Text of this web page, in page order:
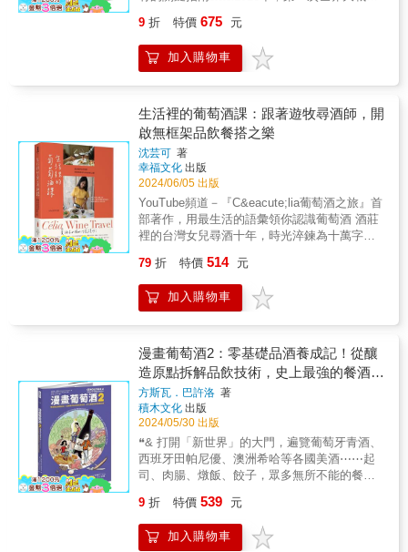
要角色。烘豆師依序說明從磨粉、水質設定到
沖煮過程，會影響咖啡香氣及味道的所有因
素；兩位大師也一併探討溫度對於烘豆、威士
忌品飲之影響。★Topic8飲品與品飲的巫術喝
感受的抽象因素特別有意思，像是影響烘焙味
道的自然動力日曆，以及影響品飲味道的環境
氣壓&hellip;等；兩位大師也交換對於「時間的
想法」，究竟時間之味對於威士忌和咖啡來
說，分別代表什麼樣的意義呢？★Topic9 咖啡
結合威士忌調飲設計．初公開！首次公開烘豆
冠軍的特調Recipe，將咖啡香和酒香做創意搭
配，精心設計10杯超乎你想像的香氣加乘爆
擊！有冰飲、熱飲、「可以吃」的咖啡&hellip;
等，甚至能出現法國特級園的葡萄酒風味？顛
程照讓讀者「視飲」體驗，讓你對於咖啡威士
忌的印象徹底進化！烘豆師將不藏私分享他的
創作想法，透過執杯大師的品飲筆記，引你瞬
間進入香氣繚繞的生動場景。★Topic10威士忌
與咖啡餐搭美學執杯大師林一峰曾說過「生活
在威士忌」，飲品終究要走入我們的生活、上
餐桌與料理共譜美好樂章，他與烘豆冠軍陳志
煌都在各自領域長期推廣餐搭，尤其「咖啡餐
搭」更是有著無限可能的新穎概念，兩位作者
將分享威士忌餐搭的實用技巧、咖啡餐搭的選
豆及處理手法。跟著本書，為你推開認識威士
忌及咖啡風味的大門，即便是新手小白，也能
同，由不同角度切入核心探討，進而換位思考
飲品的精妙世界，跟著大師們成為品味二刀
流！
酒過去的發展，現在的狀況，或是未來的前景
感興趣的朋友，這本書都是你不能錯過的必讀
釀啤酒產業的興起至關重要。這本書涵蓋啤酒
原料、風味影響、品飲技巧，藉由清晰易懂的
文筆，讓每一位啤酒愛好者都能有收穫。甚至
正面反面，都值得我們掩卷深省。──宋培弘 啤
酒沒有秘密！是的，啤酒沒有秘密。除非，你
跟我一樣，讀了這本書，就會驚喜地發現，原
來啤酒的秘密這麼多！這本書的作者，走訪世
界各地擔任啤酒評審、採訪了不下數百位釀酒
師⋯⋯就跟著他一起探索啤酒的秘密吧！──王
鵬 &
MW&&&「NOMA是丹麥最早開始推崇自然葡
萄酒的餐廳之一&hellip;&hellip;就是有那麼一些
傑出的生產者，讓你一旦開始喝了這些酒，便
很難走回頭路。」──Noma餐廳主廚／
與風土、環境間的實用寶典。」──深杯子創辦
人／王依亭&&&「自然派葡萄酒的革新運動，
是我們這一代葡萄酒迷所面對的最關鍵轉變，
從2014年出版以來，Isabelle Legeron MW這本
《自然酒》就一直是探討相關主題最真切的著
作。Isabelle跟她所創立、全球規模最大的的自
然酒展RAW十多年來扮演自然派價值最關鍵的
推廣與守護者。這樣的經歷讓Isabelle擁有最新
和最豐富的自然酒經驗，將十年之後的更新版
改造成為一本更加成熟和完善的自然酒書籍，
──Buvons Nature喝自然葡萄酒展策展人／林
裕森&&&「從古典的布根地愛好者成為自然酒
鐵粉，我所認識的純淨味道、生機蓬鬆的葡萄
與質疑、堅持又純情的自然酒農，讓我回不去
了。展閱此書，你也踏上了滿溢著啟發與初心
的旅程。Bon voyage！」──是酒C&#39;est Le
Vin、Buvons Nature喝自然葡萄酒展創辦人／
葉姿辰Rebecca&&&「身為「友善土地」的信
仰者，過去這幾年，專注於推廣自然酒的美
味，並實際走訪自然酒莊與酒展，渴望找到一
本理性與感性兼具的葡萄酒指南，終於盼到這
蘊，並忠實呈現酒農在釀酒時所面臨的美麗與
哀愁，無論從哪個章節翻起，都令人雀躍不
已。」──法國布根地大學葡萄酒風土條件學碩
塞！可保持完美的密封狀態長達數十年，甚至
不同類型葡萄以特定比例混合，其中有何秘
訣？ ●葡萄會壓榨四次，但第一次的榨汁不是
最好的，盡量不保留。一位追求完美的釀酒總
管會留下第二道跟第三道榨汁，才能釀出絕佳
白酒？ ●熱愛美酒的美國年輕律師羅伯特．帕
克，如何在七○年代末為東岸的葡萄酒愛好者編
寫了第一本品酒雜誌，引起轟動？ ●「葡萄酒
革命」如何最終在歐洲讓有機葡萄酒獲得官方
認證，又是如何在2012年制定了明確的有機栽
種標準？ ●羅馬人如何釀出今日紅酒的祖先
──「深紅葡萄酒」，原來這就是17世紀在波爾
多蔚然成形的紅酒？ ●2000年後，普羅旺斯的
玫瑰紅酒如何如雨後春筍般崛起。法國賣出的
葡萄酒，竟每三瓶就有一瓶是玫瑰紅。這股熱
潮如何蔓延全世界，特別是美國？ ●氣泡葡萄
酒為何躍升21世紀最暢銷的酒種？ ▌葡萄酒的
葡萄酒從地中海起源到21世紀全球化產業發展
的故事。這本漫畫提出的核心主張，是「釀酒
文化（及葡萄種植）總是伴隨著重要文明的出
現而不斷擴張」。這正是許多歷史學家所觀察
到的：在美索不達米亞、古希臘、羅馬帝國、
封建歐洲、穆斯林世界等地，葡萄酒總能擄獲
統治者的心，人民也跟著追捧，甚至連穆罕默
德也對葡萄酒歷史的發展，有著深遠影響。如
今，主導世界文明的美國，是全球葡萄酒的最
大消費市場。 ▌戀人、藝術家、基督教、統治
手段，投機客的嗅覺，列級莊的魔力
&hellip;&hellip;葡萄酒的歷史，見證了數千年不
知名度。因此「SUPER DRY」的大流行，是
老婆，說SUPER DRY不苦所以愛喝。之前晚
上都只有我一個人在喝，現在可以夫妻一起享
受SUPER DRY」 「我自己是喜歡拉格，但老
酒就是為了老公而買的。但因為「SUPER
DRY」的出現，也開始為自己而買。現在，
SUPER DRY開始吸引女性這群新消費者。
&times;長年相爭市占率的勁敵，卻能為了一項
政策讓四大啤酒公司拋下競爭心，轉而齊心協
力對抗政府？！ 2001年秋天財務省再次啟動
「氣泡酒增稅」計畫，讓已經著手生產氣泡酒
的大型啤酒公司的社長們聯合提出了「反對增
「氣泡酒稅制研究會」。回想起當時的狀況，
力，那時候真的很難執行。」 2001年12月14日
下午，這天不分誰是麒麟、朝日、札幌還是三
得利，大家互相祝賀贏得最後的勝利。這是足
以成為啤酒史濃墨重彩的一筆，成功向國家公
權力挑戰的歷史時刻。 帶你一窺日本啤酒公司
商戰競業的祕密！ 各界好評推薦 比才／《家酒
場》《小聚會》作者 李仁毅／臉書社團「日本
行銷最前線」版主 施清元／飲食作家 蔡錫勲／
淡江大學日本政經研究碩士班教授 （按姓氏筆
畫排序） &
上太平洋航線，前往蘇格蘭學習正統威士忌釀
造技術，日本威士忌就此踏出第一步。&2023
年，日本第一座威士忌釀酒廠「山崎蒸餾廠」
今天，日本威士忌在國際賽事屢創佳績，更在
全球酒迷與收藏家間掀起狂潮。&短短一百年
間，它是如何從無到有？如何建立屬於自己的
獨特風味？屬於日本威士忌的獨創風味又是什
麼呢？&本書由兩位日本在地的威士忌專家，深
入一般難以接近的大小蒸餾廠，親訪首席調酒
師、蒸餾廠廠長與酒吧老闆，品評超過50支重
要酒款，帶領讀者認識邁入下一個世代的日本
威士忌。&&&｜酒界行家．齊聲推薦｜（依姓
氏筆劃排序）&「我們這個世代親眼見證日本威
／資深調酒師&「深入了解日本威士忌文化不可
或缺之書。」──邱德夫／蘇格蘭雙耳小酒杯終
身會員、《財訊雙週刊》威士忌專欄作家、
的酒類專家陳匡民老師翻譯，讓我們能夠從日
本人的角度深入這個產業，書中談到許多過去
不為人知的技術資訊，更有趣的是幾段專訪讓
我們得以進入日本的威士忌世界！」──姚和成
／格蘭雙耳小酒杯執持者（Master Keeper）
&「一本翻譯到讓人想直奔酒吧的威士忌酒
書。」──陳匡民／葡萄酒作家&「應是目前所
見，從日本人觀點和角度出發，極其詳盡綿密
的中譯書，威士忌迷如我當然收藏。」──葉怡
&「在日本威士忌持續受到全球威士忌愛好者追
9 折 特價 675 元
加入購物車
生活裡的葡萄酒課：跟著遊牧尋酒師，開
啟無框架品飲餐搭之樂
沈芸可 著
幸福文化 出版
2024/06/05 出版
YouTube頻道－『C&eacute;lia葡萄酒之旅』首
部著作，用最生活的語彙領你認識葡萄酒 酒莊
裡的台灣女兒尋酒十年，時光淬鍊為十萬字心
師踏上產區之旅，從風土、釀酒到酒莊日常，
探索葡萄酒的真滋味 拿掉課本框架，讓葡萄酒
自然走入你的生活，輕鬆享受選酒、品飲與餐
緩步而行，能學到的更多！C&eacute;lia邀你一
秒橫跨一萬多公里到法國，開啟無拘束的葡萄
酒之旅，遊牧尋酒師為您安排了十三個產區的
風土故事，以及實際進到酒莊採收、釀造，深
入認識葡萄酒的本質與千香百味，透過五感直
覺學習，誠心邀請它成為你家餐桌上的好友，
享受佐餐相伴。 & ❤小提醒：閱讀前，請找個
舒適的沙發位置、 開一瓶你最喜歡的葡萄酒，
邊讀邊喝更有感覺！ & ★Chapter1葡萄酒是什
麼？用感官解鎖它★ 想了解葡萄酒，只學習書
感官才能解鎖它的每個面向、不同個性。讓我
們從原料產地開始，逐步認識葡萄酒的一切，
79 折 特價 514 元
加入購物車
漫畫葡萄酒2：零基礎品酒養成記！從釀
造原點拆解品飲技術，史上最強的餐酒搭
配祕笈
方斯瓦．巴許洛 著
積木文化 出版
2024/05/30 出版
❝& 打開「新世界」的大門，遍覽葡萄牙青酒、
西班牙田帕尼優、澳洲希哈等各國美酒⋯⋯起
司、肉腸、燉飯、餃子，眾多無所不能的餐酒
鳥的教育訓練實境筆記&🍷業界權威《Hachette
葡萄酒指南》編輯顧問精心設計&🍷一本漫畫讓
你掌握品酒必備核心知識！&&&■ 法國長銷工
9 折 特價 539 元
加入購物車